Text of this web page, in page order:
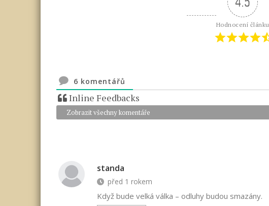
Hodnocení článku
6 komentářů
Inline Feedbacks
Zobrazit všechny komentáře
standa
před 1 rokem
Když bude velká válka – odluhy budou smazány.